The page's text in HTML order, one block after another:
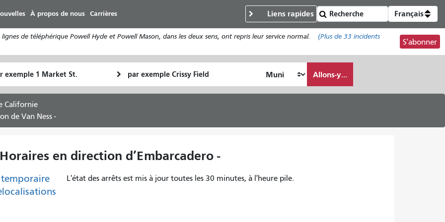
au
contenu
À propos de nous Carrières Liens rapides Français
lignes de téléphérique Powell Hyde et Powell Mason, dans les deux sens, ont repris leur service normal. (Plus de 33 incidents
S'abonner
final
Comment
je
Allons-y...
Californie
de Van Ness -
en direction d’Embarcadero -
L'état des arrêts est mis à jour toutes les 30 minutes, à l'heure pile.